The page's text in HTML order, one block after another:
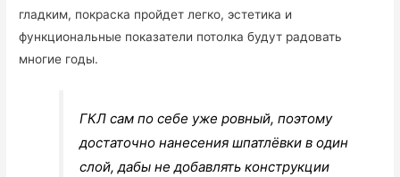
гладким, покраска пройдет легко, эстетика и
функциональные показатели потолка будут радовать
многие годы.
ГКЛ сам по себе уже ровный, поэтому
достаточно нанесения шпатлёвки в один
слой, дабы не добавлять конструкции